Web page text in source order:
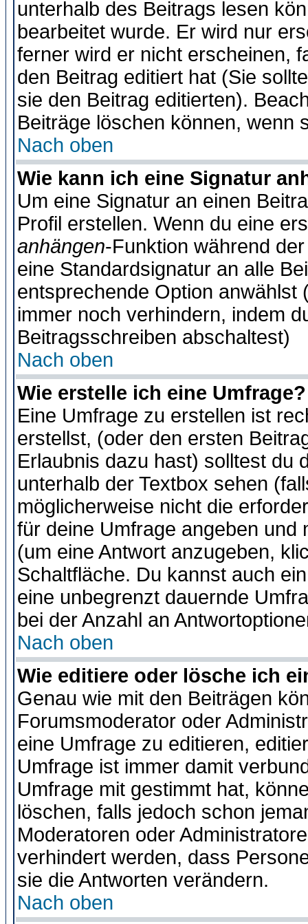
unterhalb des Beitrags lesen
bearbeitet wurde. Er wird nur
ferner wird er nicht erscheinen,
den Beitrag editiert hat (Sie
sie den Beitrag editierten).
Beiträge löschen können, wenn
Nach oben
Wie kann ich eine Signatur
Um eine Signatur an einen
Profil erstellen. Wenn du eine
anhängen-Funktion während
eine Standardsignatur an alle
entsprechende Option anwählst
immer noch verhindern, indem
Beitragsschreiben abschaltest)
Nach oben
Wie erstelle ich eine Umfrage?
Eine Umfrage zu erstellen ist
erstellst, (oder den ersten
Erlaubnis dazu hast) solltest du
unterhalb der Textbox sehen
möglicherweise nicht die
für deine Umfrage angeben und
(um eine Antwort anzugeben,
Schaltfläche. Du kannst auch
eine unbegrenzt dauernde
bei der Anzahl an
Nach oben
Wie editiere oder lösche ich
Genau wie mit den Beiträgen
Forumsmoderator oder
eine Umfrage zu editieren,
Umfrage ist immer damit
Umfrage mit gestimmt hat,
löschen, falls jedoch schon
Moderatoren oder
verhindert werden, dass
sie die Antworten verändern.
Nach oben